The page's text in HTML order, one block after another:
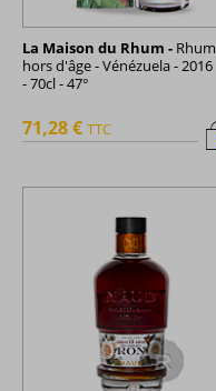
La Maison du Rhum - Rhum
hors d'âge - Vénézuela - 2016
- 70cl - 47°
71,28 € TTC